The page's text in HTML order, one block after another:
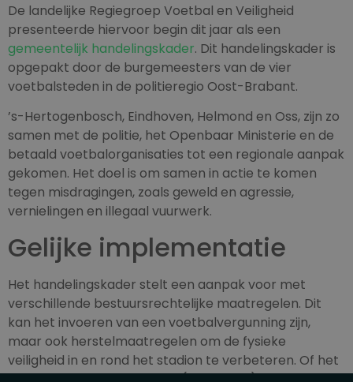
De landelijke Regiegroep Voetbal en Veiligheid
presenteerde hiervoor begin dit jaar als een
gemeentelijk handelingskader. Dit handelingskader is
opgepakt door de burgemeesters van de vier
voetbalsteden in de politieregio Oost-Brabant.
’s-Hertogenbosch, Eindhoven, Helmond en Oss, zijn zo
samen met de politie, het Openbaar Ministerie en de
betaald voetbalorganisaties tot een regionale aanpak
gekomen. Het doel is om samen in actie te komen
tegen misdragingen, zoals geweld en agressie,
vernielingen en illegaal vuurwerk.
Gelijke implementatie
Het handelingskader stelt een aanpak voor met
verschillende bestuursrechtelijke maatregelen. Dit
kan het invoeren van een voetbalvergunning zijn,
maar ook herstelmaatregelen om de fysieke
veiligheid in en rond het stadion te verbeteren. Of het